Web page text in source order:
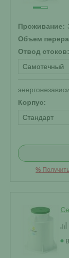
Проживание:
Объем
Отвод стоков:
Самотечный
Корпус:
Стандарт
%